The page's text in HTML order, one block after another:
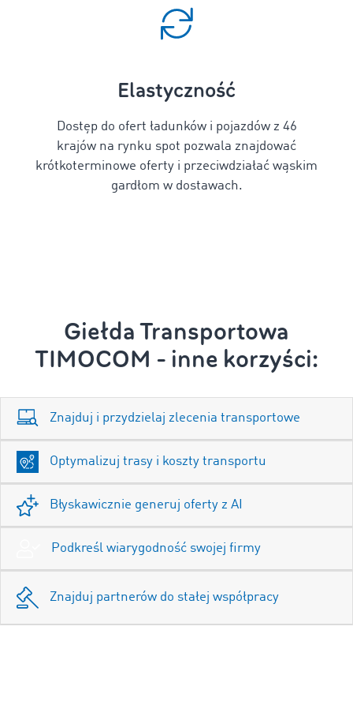
Elastyczność
Dostęp do ofert ładunków i pojazdów z 46
krajów na rynku spot pozwala znajdować
krótkoterminowe oferty i przeciwdziałać wąskim
gardłom w dostawach.
Giełda Transportowa
TIMOCOM - inne korzyści:
Znajduj i przydzielaj zlecenia transportowe
Optymalizuj trasy i koszty transportu
Błyskawicznie generuj oferty z AI
Podkreśl wiarygodność swojej firmy
Znajduj partnerów do stałej współpracy